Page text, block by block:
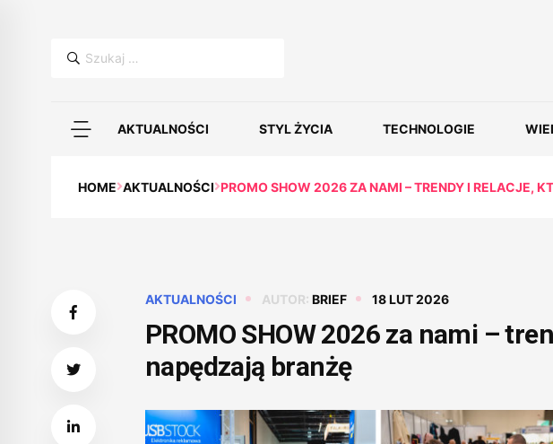
Szukaj:
AKTUALNOŚCI STYL ŻYCIA TECHNOLOGIE
HOME AKTUALNOŚCI PROMO SHOW 2026 ZA NAMI – TRENDY I RELACJE,
AKTUALNOŚCI AUTOR: BRIEF 18 LUT 2026
PROMO SHOW 2026 za nami –
napędzają branżę